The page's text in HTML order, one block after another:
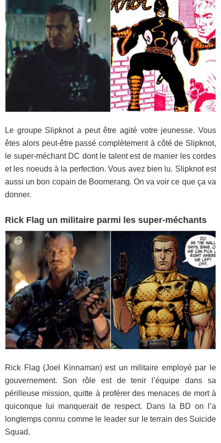
Le groupe Slipknot a peut être agité votre jeunesse. Vous
êtes alors peut-être passé complètement à côté de Slipknot,
le super-méchant DC dont le talent est de manier les cordes
et les noeuds à la perfection. Vous avez bien lu. Slipknot est
aussi un bon copain de Boomerang. On va voir ce que ça va
donner.
Rick Flag un militaire parmi les super-méchants
Rick Flag (Joel Kinnaman) est un militaire employé par le
gouvernement. Son rôle est de tenir l’équipe dans sa
périlleuse mission, quitte à proférer des menaces de mort à
quiconque lui manquerait de respect. Dans la BD on l’a
longtemps connu comme le leader sur le terrain des Suicide
Squad.